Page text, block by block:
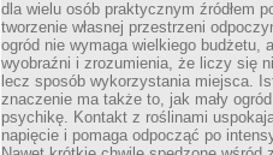
dla wielu osób praktycznym źródłem
tworzenie własnej przestrzeni
ogród nie wymaga wielkiego budżetu,
wyobraźni i zrozumienia, że liczy się
lecz sposób wykorzystania miejsca.
znaczenie ma także to, jak mały ogród
psychikę. Kontakt z roślinami
napięcie i pomaga odpocząć po